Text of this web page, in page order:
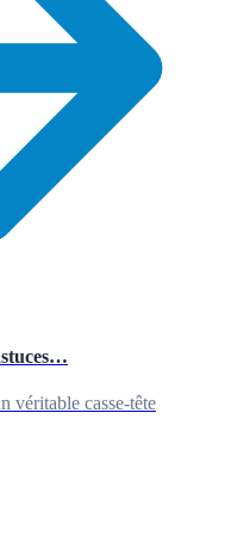
véritable casse-tête